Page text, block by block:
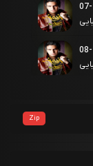
Zip